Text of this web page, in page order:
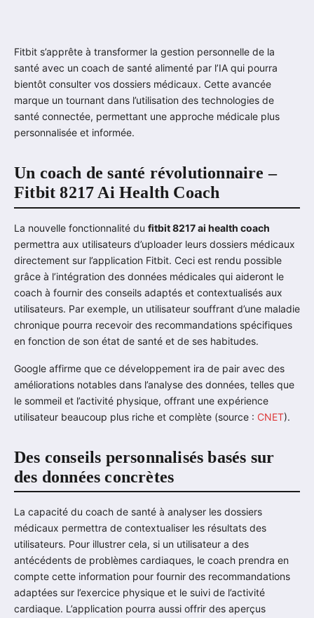
Fitbit s’apprête à transformer la gestion personnelle de la
santé avec un coach de santé alimenté par l’IA qui pourra
bientôt consulter vos dossiers médicaux. Cette avancée
marque un tournant dans l’utilisation des technologies de
santé connectée, permettant une approche médicale plus
personnalisée et informée.
Un coach de santé révolutionnaire –
Fitbit 8217 Ai Health Coach
La nouvelle fonctionnalité du fitbit 8217 ai health coach
permettra aux utilisateurs d’uploader leurs dossiers médicaux
directement sur l’application Fitbit. Ceci est rendu possible
grâce à l’intégration des données médicales qui aideront le
coach à fournir des conseils adaptés et contextualisés aux
utilisateurs. Par exemple, un utilisateur souffrant d’une maladie
chronique pourra recevoir des recommandations spécifiques
en fonction de son état de santé et de ses habitudes.
Google affirme que ce développement ira de pair avec des
améliorations notables dans l’analyse des données, telles que
le sommeil et l’activité physique, offrant une expérience
utilisateur beaucoup plus riche et complète (source : CNET).
Des conseils personnalisés basés sur
des données concrètes
La capacité du coach de santé à analyser les dossiers
médicaux permettra de contextualiser les résultats des
utilisateurs. Pour illustrer cela, si un utilisateur a des
antécédents de problèmes cardiaques, le coach prendra en
compte cette information pour fournir des recommandations
adaptées sur l’exercice physique et le suivi de l’activité
cardiaque. L’application pourra aussi offrir des aperçus